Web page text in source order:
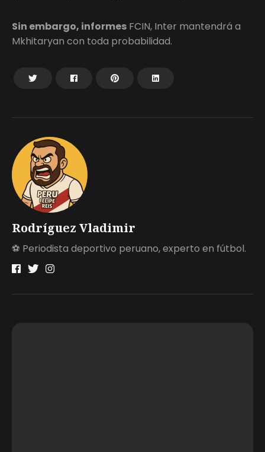
Rodríguez Vladimir
⚽ Periodista deportivo peruano, experto en fútbol.
Sin embargo, informes FCIN, Inter mantendrá a
Mkhitaryan con toda probabilidad.